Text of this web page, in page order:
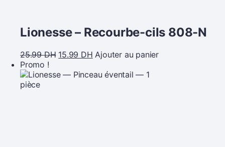
Lionesse – Recourbe-cils 808-N
25.99DH 15.99 DH Ajouter au panier
Promo !